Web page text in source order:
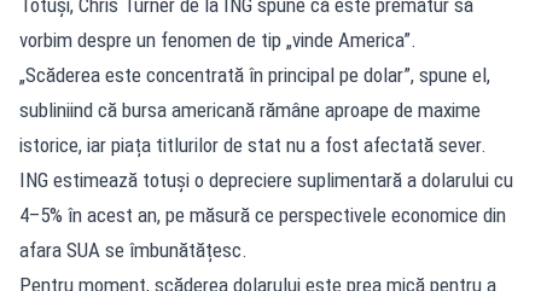
vorbim despre un fenomen de tip „vinde America”.
„Scăderea este concentrată în principal pe dolar”, spune el,
subliniind că bursa americană rămâne aproape de maxime
istorice, iar piața titlurilor de stat nu a fost afectată sever.
ING estimează totuși o depreciere suplimentară a dolarului cu
4–5% în acest an, pe măsură ce perspectivele economice din
afara SUA se îmbunătățesc.
Pentru moment, scăderea dolarului este prea mică pentru a